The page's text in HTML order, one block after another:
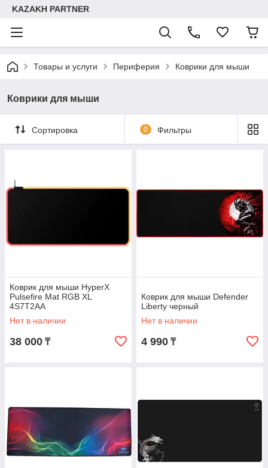
KAZAKH PARTNER
Товары и услуги Периферия Коврики для мыши
Коврики для мыши
Сортировка 0 Фильтры
Коврик для мыши HyperX
Pulsefire Mat RGB XL
4S7T2AA
Нет в наличии
38 000 ₸
Коврик для мыши Defender
Liberty черный
Нет в наличии
4 990 ₸